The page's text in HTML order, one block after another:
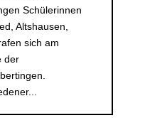
Schülerinnen
Altshausen,
sich am
der